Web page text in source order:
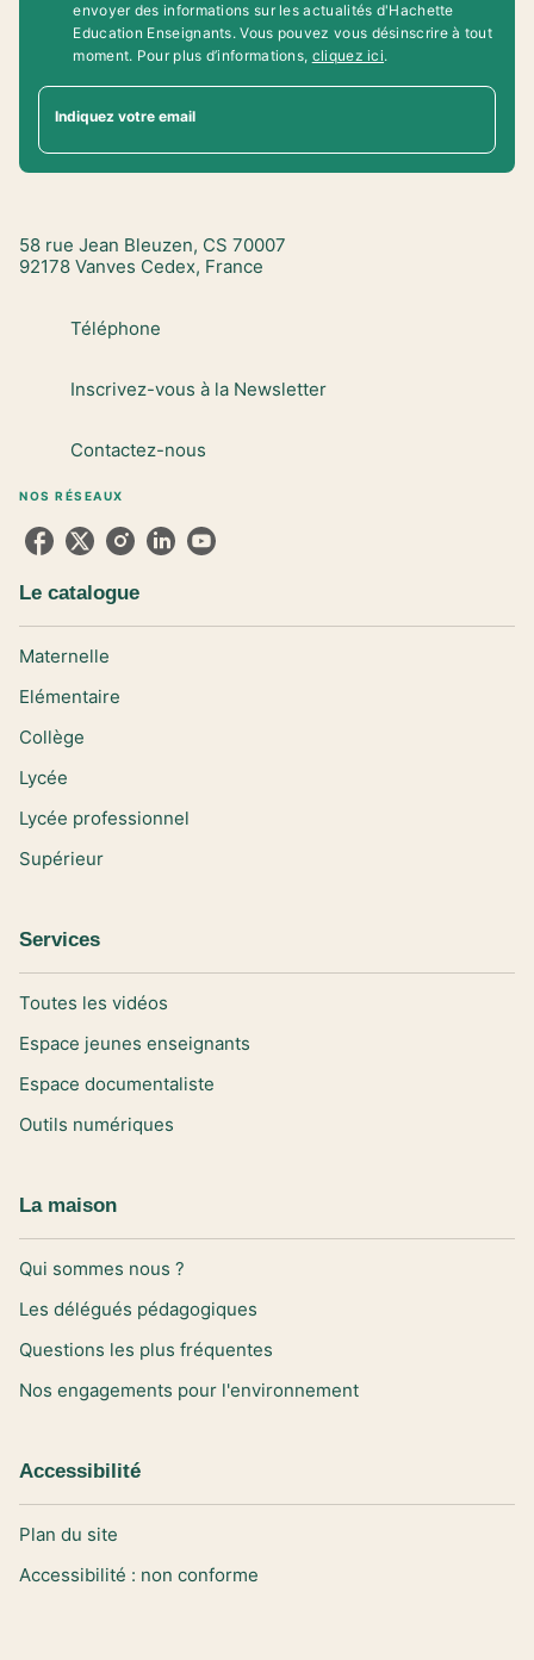
envoyer des informations sur les actualités d'Hachette
Education Enseignants. Vous pouvez vous désinscrire à tout
moment. Pour plus d’informations, cliquez ici.
Indiquez votre email
58 rue Jean Bleuzen, CS 70007
92178 Vanves Cedex, France
Téléphone
Inscrivez-vous à la Newsletter
Contactez-nous
NOS RÉSEAUX
Le catalogue
Maternelle
Elémentaire
Collège
Lycée
Lycée professionnel
Supérieur
Services
Toutes les vidéos
Espace jeunes enseignants
Espace documentaliste
Outils numériques
La maison
Qui sommes nous ?
Les délégués pédagogiques
Questions les plus fréquentes
Nos engagements pour l'environnement
Accessibilité
Plan du site
Accessibilité : non conforme